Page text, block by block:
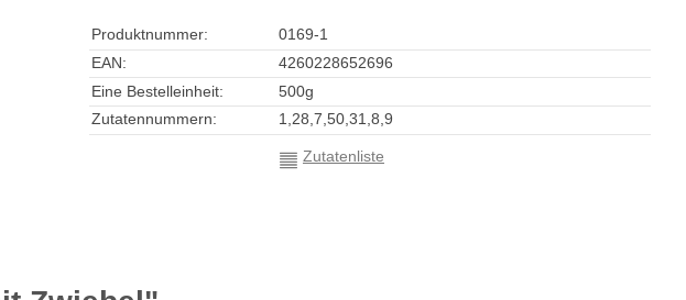
Produktnummer:
0169-1
EAN:
4260228652696
Eine Bestelleinheit:
500g
Zutatennummern:
1,28,7,50,31,8,9
Zutatenliste